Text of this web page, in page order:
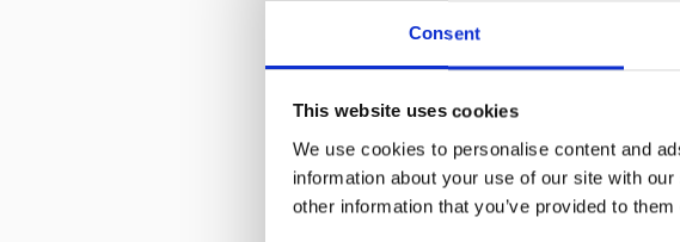
Consent
This website uses cookies
We use cookies to personalise content and
information about your use of our site with
other information that you’ve provided to
Digital